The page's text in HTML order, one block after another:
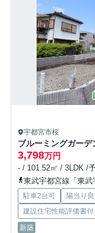
宇都宮市桜
ブルーミングガーデ
3,798万円
- / 101.52㎡ / 3LDK /
東武宇都宮線「東
駐車2台可 陽当り
建設住宅性能評価書付
新築